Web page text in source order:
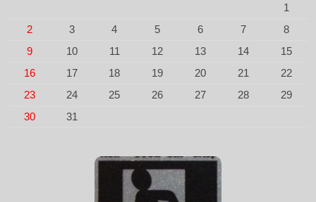
1
2
3 4 5 6 7
8
9
10 11 12 13 14
15
16
17 18 19 20 21
22
23
24 25 26 27 28
29
30
31